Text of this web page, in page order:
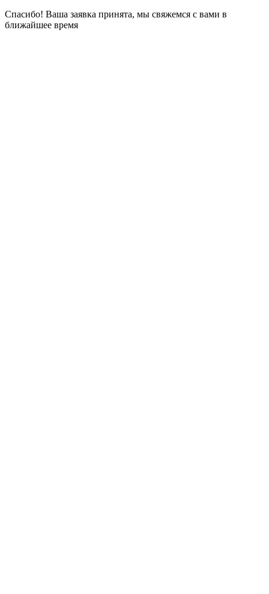
Спасибо! Ваша заявка принята, мы свяжемся с вами в
ближайшее время